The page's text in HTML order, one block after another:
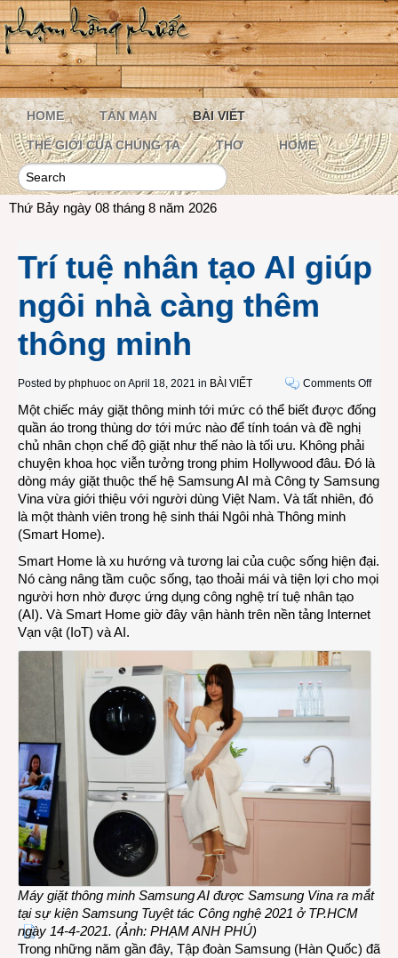
HOME TẢN MẠN BÀI VIẾT
THẾ GIỚI CỦA CHÚNG TA THƠ HOME
Thứ Bảy ngày 08 tháng 8 năm 2026
Trí tuệ nhân tạo AI giúp
ngôi nhà càng thêm
thông minh
Posted by phphuoc on April 18, 2021 in BÀI VIẾT Comments Offon
tuệ
AI
giúp
ngôi
thêm
thông
Một chiếc máy giặt thông minh tới mức có thể biết được đống
quần áo trong thùng dơ tới mức nào để tính toán và đề nghị
chủ nhân chọn chế độ giặt như thế nào là tối ưu. Không phải
chuyện khoa học viễn tưởng trong phim Hollywood đâu. Đó là
dòng máy giặt thuộc thế hệ Samsung AI mà Công ty Samsung
Vina vừa giới thiệu với người dùng Việt Nam. Và tất nhiên, đó
là một thành viên trong hệ sinh thái Ngôi nhà Thông minh
(Smart Home).
Smart Home là xu hướng và tương lai của cuộc sống hiện đại.
Nó càng nâng tầm cuộc sống, tạo thoải mái và tiện lợi cho mọi
người hơn nhờ được ứng dụng công nghệ trí tuệ nhân tạo
(AI). Và Smart Home giờ đây vận hành trên nền tảng Internet
Vạn vật (IoT) và AI.
Máy giặt thông minh Samsung AI được Samsung Vina ra mắt
tại sự kiện Samsung Tuyệt tác Công nghệ 2021 ở TP.HCM
ngày 14-4-2021. (Ảnh: PHẠM ANH PHÚ)
Trong những năm gần đây, Tập đoàn Samsung (Hàn Quốc) đã